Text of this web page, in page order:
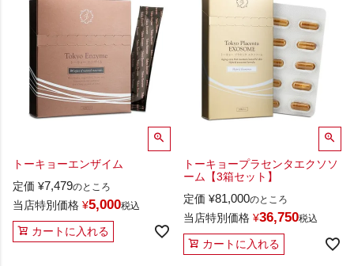
トーキョーエンザイム
定価 ¥7,479のところ
当店特別価格 ¥5,000税込
カートに入れる
トーキョープラセンタエクソソ
ーム【3箱セット】
定価 ¥81,000のところ
当店特別価格 ¥36,750税込
カートに入れる